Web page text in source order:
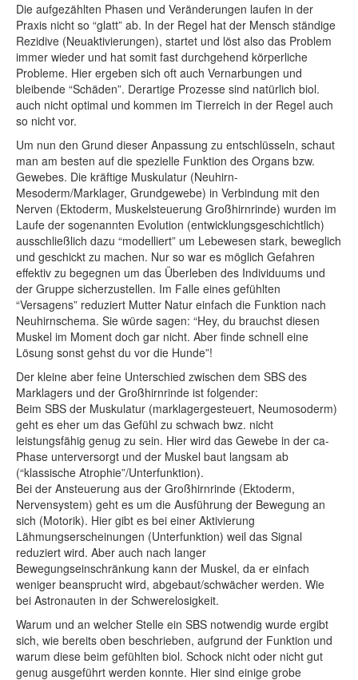
Die aufgezählten Phasen und Veränderungen laufen in der
Praxis nicht so “glatt” ab. In der Regel hat der Mensch ständige
Rezidive (Neuaktivierungen), startet und löst also das Problem
immer wieder und hat somit fast durchgehend körperliche
Probleme. Hier ergeben sich oft auch Vernarbungen und
bleibende “Schäden”. Derartige Prozesse sind natürlich biol.
auch nicht optimal und kommen im Tierreich in der Regel auch
so nicht vor.
Um nun den Grund dieser Anpassung zu entschlüsseln, schaut
man am besten auf die spezielle Funktion des Organs bzw.
Gewebes. Die kräftige Muskulatur (Neuhirn-
Mesoderm/Marklager, Grundgewebe) in Verbindung mit den
Nerven (Ektoderm, Muskelsteuerung Großhirnrinde) wurden im
Laufe der sogenannten Evolution (entwicklungsgeschichtlich)
ausschließlich dazu “modelliert” um Lebewesen stark, beweglich
und geschickt zu machen. Nur so war es möglich Gefahren
effektiv zu begegnen um das Überleben des Individuums und
der Gruppe sicherzustellen. Im Falle eines gefühlten
“Versagens” reduziert Mutter Natur einfach die Funktion nach
Neuhirnschema. Sie würde sagen: “Hey, du brauchst diesen
Muskel im Moment doch gar nicht. Aber finde schnell eine
Lösung sonst gehst du vor die Hunde”!
Der kleine aber feine Unterschied zwischen dem SBS des
Marklagers und der Großhirnrinde ist folgender:
Beim SBS der Muskulatur (marklagergesteuert, Neumosoderm)
geht es eher um das Gefühl zu schwach bwz. nicht
leistungsfähig genug zu sein. Hier wird das Gewebe in der ca-
Phase unterversorgt und der Muskel baut langsam ab
(“klassische Atrophie”/Unterfunktion).
Bei der Ansteuerung aus der Großhirnrinde (Ektoderm,
Nervensystem) geht es um die Ausführung der Bewegung an
sich (Motorik). Hier gibt es bei einer Aktivierung
Lähmungserscheinungen (Unterfunktion) weil das Signal
reduziert wird. Aber auch nach langer
Bewegungseinschränkung kann der Muskel, da er einfach
weniger beansprucht wird, abgebaut/schwächer werden. Wie
bei Astronauten in der Schwerelosigkeit.
Warum und an welcher Stelle ein SBS notwendig wurde ergibt
sich, wie bereits oben beschrieben, aufgrund der Funktion und
warum diese beim gefühlten biol. Schock nicht oder nicht gut
genug ausgeführt werden konnte. Hier sind einige grobe